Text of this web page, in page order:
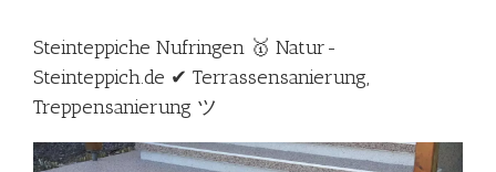
Steinteppiche Nufringen 🥇 Natur-
Steinteppich.de ✔ Terrassensanierung,
Treppensanierung ツ